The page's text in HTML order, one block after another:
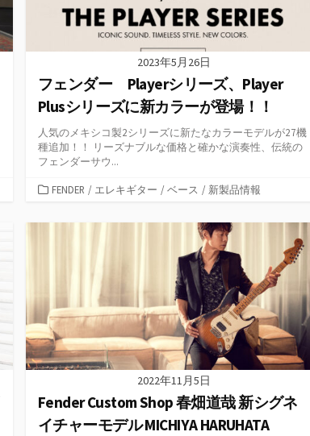
2023年5月26日
フェンダー Playerシリーズ、Player
Plusシリーズに新カラーが登場！！
人気のメキシコ製2シリーズに新たなカラーモデルが27機
種追加！！ リーズナブルな価格と確かな演奏性、伝統の
フェンダーサウ...
カ
ゴ
FENDER / エレキギター / ベース / 新製品情報
2022年11月5日
Fender Custom Shop 春畑道哉 新シグネ
イチャーモデル MICHIYA HARUHATA